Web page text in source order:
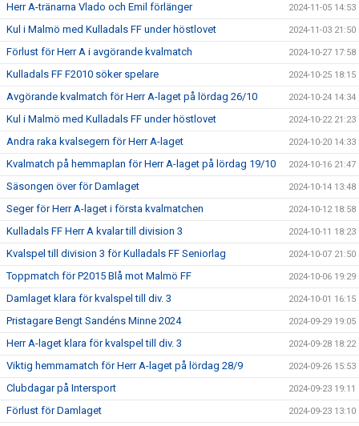
Herr A-tränarna Vlado och Emil förlänger 2024-11-05 14:53
Kul i Malmö med Kulladals FF under höstlovet 2024-11-03 21:50
Förlust för Herr A i avgörande kvalmatch 2024-10-27 17:58
Kulladals FF F2010 söker spelare 2024-10-25 18:15
Avgörande kvalmatch för Herr A-laget på lördag 26/10 2024-10-24 14:34
Kul i Malmö med Kulladals FF under höstlovet 2024-10-22 21:23
Andra raka kvalsegern för Herr A-laget 2024-10-20 14:33
Kvalmatch på hemmaplan för Herr A-laget på lördag 19/10 2024-10-16 21:47
Säsongen över för Damlaget 2024-10-14 13:48
Seger för Herr A-laget i första kvalmatchen 2024-10-12 18:58
Kulladals FF Herr A kvalar till division 3 2024-10-11 18:23
Kvalspel till division 3 för Kulladals FF Seniorlag 2024-10-07 21:50
Toppmatch för P2015 Blå mot Malmö FF 2024-10-06 19:29
Damlaget klara för kvalspel till div. 3 2024-10-01 16:15
Pristagare Bengt Sandéns Minne 2024 2024-09-29 19:05
Herr A-laget klara för kvalspel till div. 3 2024-09-28 18:22
Viktig hemmamatch för Herr A-laget på lördag 28/9 2024-09-26 15:53
Clubdagar på Intersport 2024-09-23 19:11
Förlust för Damlaget 2024-09-23 13:10